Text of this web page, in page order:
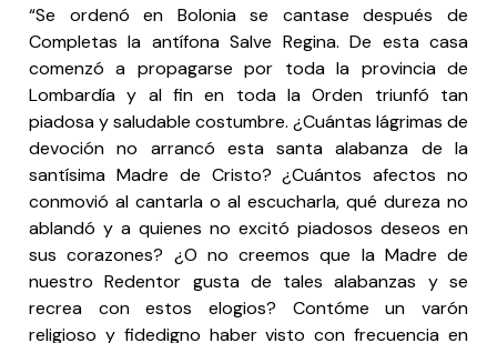
“Se ordenó en Bolonia se cantase después de
Completas la antífona Salve Regina. De esta casa
comenzó a propagarse por toda la provincia de
Lombardía y al fin en toda la Orden triunfó tan
piadosa y saludable costumbre. ¿Cuántas lágrimas de
devoción no arrancó esta santa alabanza de la
santísima Madre de Cristo? ¿Cuántos afectos no
conmovió al cantarla o al escucharla, qué dureza no
ablandó y a quienes no excitó piadosos deseos en
sus corazones? ¿O no creemos que la Madre de
nuestro Redentor gusta de tales alabanzas y se
recrea con estos elogios? Contóme un varón
religioso y fidedigno haber visto con frecuencia en